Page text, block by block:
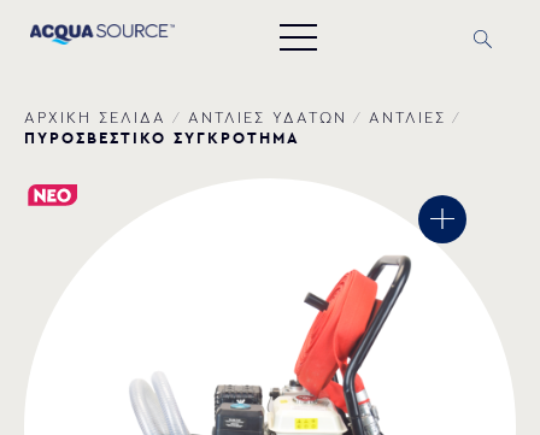
ΑΡΧΙΚΗ ΣΕΛΙΔΑ / ΑΝΤΛΙΕΣ ΥΔΑΤΩΝ / ΑΝΤΛΙΕΣ /
ΠΥΡΟΣΒΕΣΤΙΚΟ ΣΥΓΚΡΟΤΗΜΑ